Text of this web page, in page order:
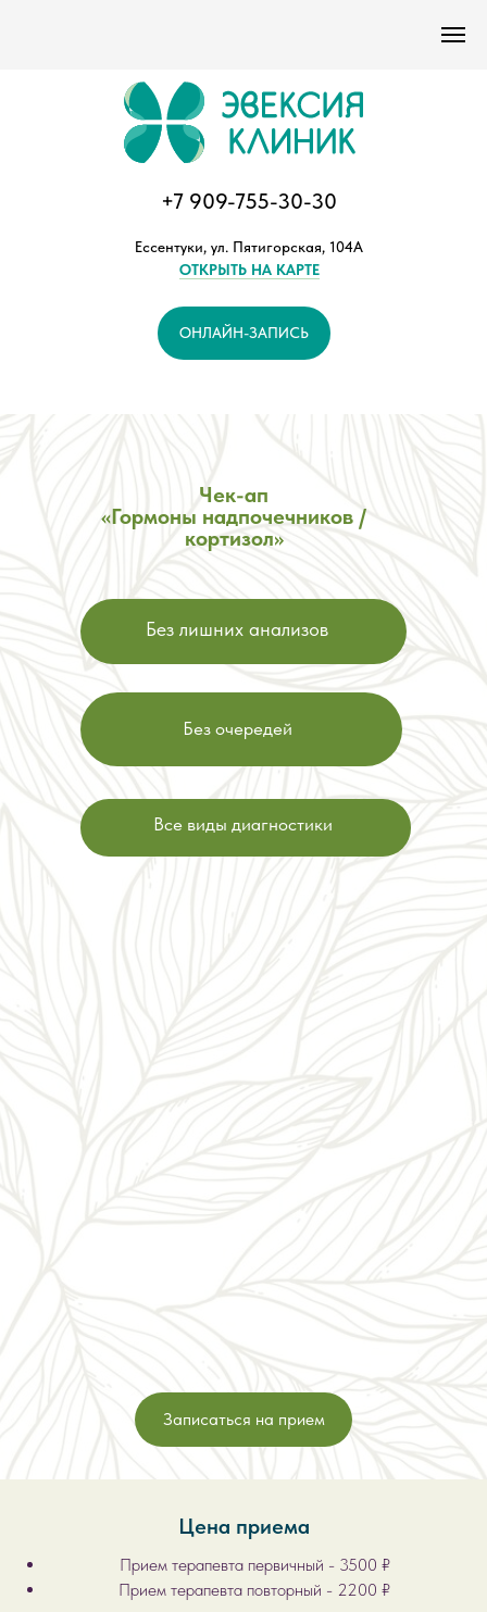
Версия сайта для слабовидящих
+7 909-755-30-30
Ессентуки, ул. Пятигорская, 104А
ОТКРЫТЬ НА КАРТЕ
ОНЛАЙН-ЗАПИСЬ
Чек-ап
«Гормоны надпочечников /
кортизол»
Записаться на прием
Без очередей
Без лишних анализов
Все виды диагностики
Цена приема
Прием терапевта первичный - 3500 ₽
Прием терапевта повторный - 2200 ₽